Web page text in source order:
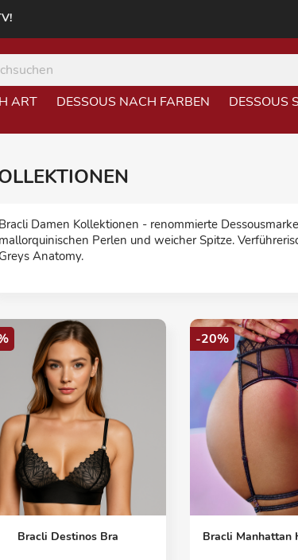
ART DESSOUS NACH FARBEN DESSOUS
Damen Kollektionen - renommierte
Perlen und weicher Spitze.
Anatomy.
 Vorschau
Bracli Destinos Bra 
Bracli Manhattan
-20%